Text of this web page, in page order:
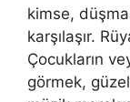
kimse,
karşılaşır.
Çocukların
görmek, güzel